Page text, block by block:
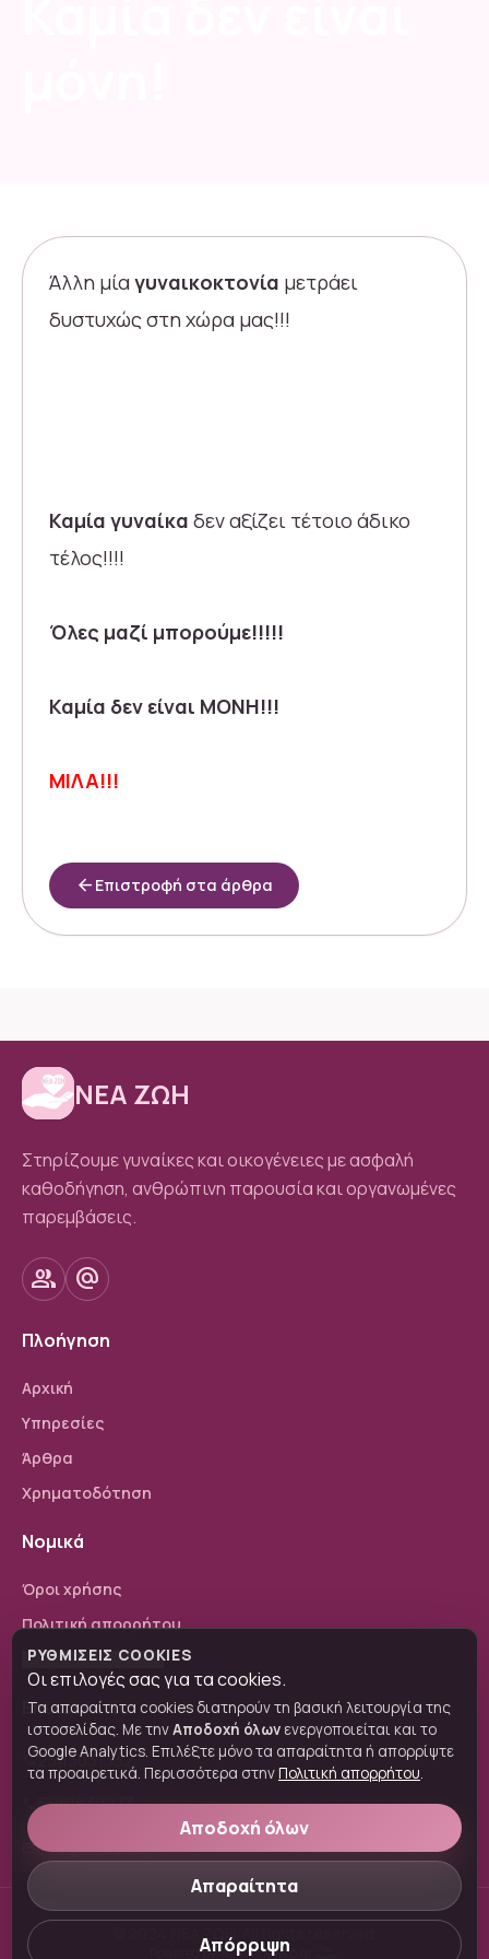
Άλλη μία γυναικοκτονία μετράει
δυστυχώς στη χώρα μας!!!
Καμία γυναίκα δεν αξίζει τέτοιο άδικο
τέλος!!!!
Όλες μαζί μπορούμε!!!!!
Καμία δεν είναι ΜΟΝΗ!!!
ΜΙΛΑ!!!
arrow_back Επιστροφή στα άρθρα
ΝΕΑ ΖΩΗ
Στηρίζουμε γυναίκες και οικογένειες με ασφαλή
καθοδήγηση, ανθρώπινη παρουσία και οργανωμένες
παρεμβάσεις.
group alternate_email
Πλοήγηση
Αρχική
Υπηρεσίες
Άρθρα
Χρηματοδότηση
Νομικά
Όροι χρήσης
Πολιτική απορρήτου
Ρυθμίσεις cookies
Επικοινωνία
phone2343031332
6981832273
mailinfo@neazoi.gr
© 2024 ΝΕΑ ΖΩΗ. All rights reserved.
Powered by:www.lineweb.gr
ΡΥΘΜΊΣΕΙΣ COOKIES
Οι επιλογές σας για τα cookies.
Τα απαραίτητα cookies διατηρούν τη βασική λειτουργία της
ιστοσελίδας. Με τηνΑποδοχή όλων ενεργοποιείται και το
Google Analytics. Επιλέξτε μόνο τα απαραίτητα ή απορρίψτε
τα προαιρετικά. Περισσότερα στηνΠολιτική απορρήτου.
Αποδοχή όλων
Απαραίτητα
Απόρριψη